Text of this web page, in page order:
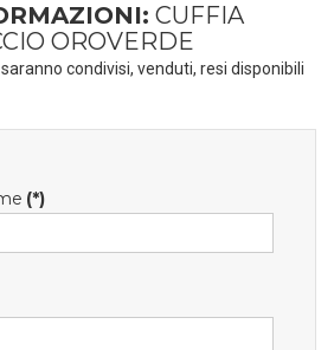
CUFFIA
OROVERDE
condivisi, venduti, resi disponibili
(*)